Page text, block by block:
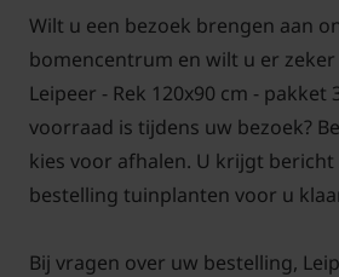
Bomen van
planten. Dit kan omdat we al
leveren. Aanplanten in de
zomer is dus altijd mogelijk,
aangroeigarantie!
Wilt u een bezoek brengen aan
bomencentrum en wilt u er
Leipeer - Rek 120x90 cm - pakket
voorraad is tijdens uw bezoek?
kies voor afhalen. U krijgt bericht
bestelling tuinplanten voor u
Bij vragen over uw bestelling,